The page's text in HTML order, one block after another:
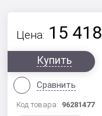
Цена: 15 418
Купить
Сравнить
Код товара: 96281477